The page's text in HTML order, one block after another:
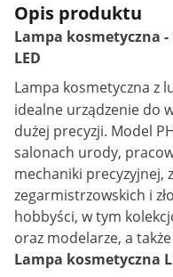
Opis produktu
Lampa kosmetyczna
LED
Lampa kosmetyczna z
idealne urządzenie do
dużej precyzji. Model
salonach urody,
mechaniki precyzyjnej,
zegarmistrzowskich i
hobbyści, w tym
oraz modelarze, a
Lampa kosmetyczna